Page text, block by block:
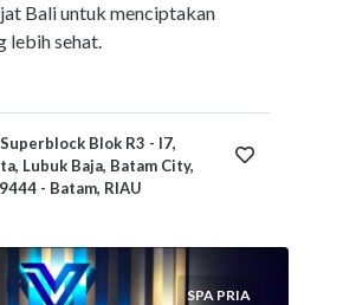
Bali untuk menciptakan
lebih sehat.
Blok R3 - I7,
Lubuk Baja, Batam City,
- Batam, RIAU
SPA PRIA